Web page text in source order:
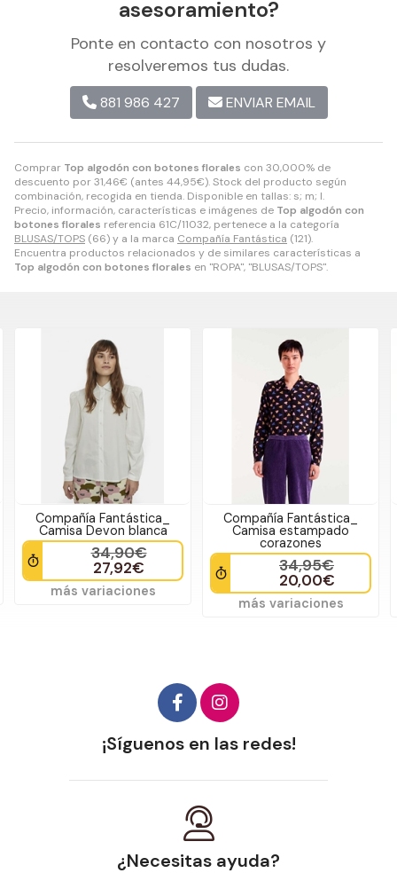
Comprar Top algodón con botones florales con 30,000% de
descuento por31,46€ (antes 44,95€). Stock del producto según
combinación, recogida en tienda. Disponible en tallas: s; m; l.
Precio, información, características e imágenes de Top algodón con
botones florales referencia 61C/11032, pertenece a la categoría
BLUSAS/TOPS (66) y a la marca Compañía Fantástica (121).
Encuentra productos relacionados y de similares características a
Top algodón con botones florales en "ROPA", "BLUSAS/TOPS".
asesoramiento?
Ponte en contacto con nosotros y
resolveremos tus dudas.
881 986 427 ENVIAR EMAIL
Compañía Fantástica_
Camisa Devon blanca
34,90€
27,92€
más variaciones
Compañía Fantástica_
Camisa estampado
corazones
34,95€
20,00€
más variaciones
¡Síguenos en las redes!
¿Necesitas ayuda?